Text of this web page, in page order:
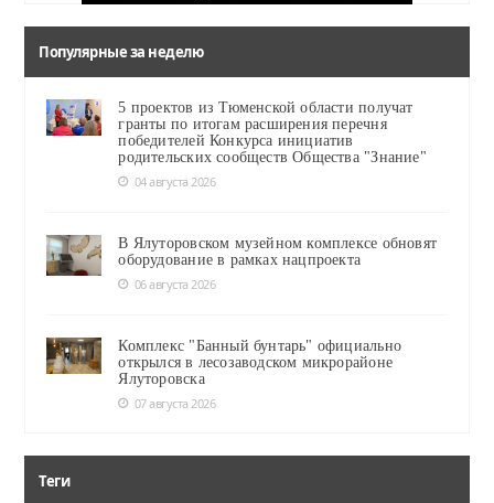
Популярные за неделю
5 проектов из Тюменской области получат
гранты по итогам расширения перечня
победителей Конкурса инициатив
родительских сообществ Общества "Знание"
04 августа 2026
В Ялуторовском музейном комплексе обновят
оборудование в рамках нацпроекта
06 августа 2026
Комплекс "Банный бунтарь" официально
открылся в лесозаводском микрорайоне
Ялуторовска
07 августа 2026
Теги